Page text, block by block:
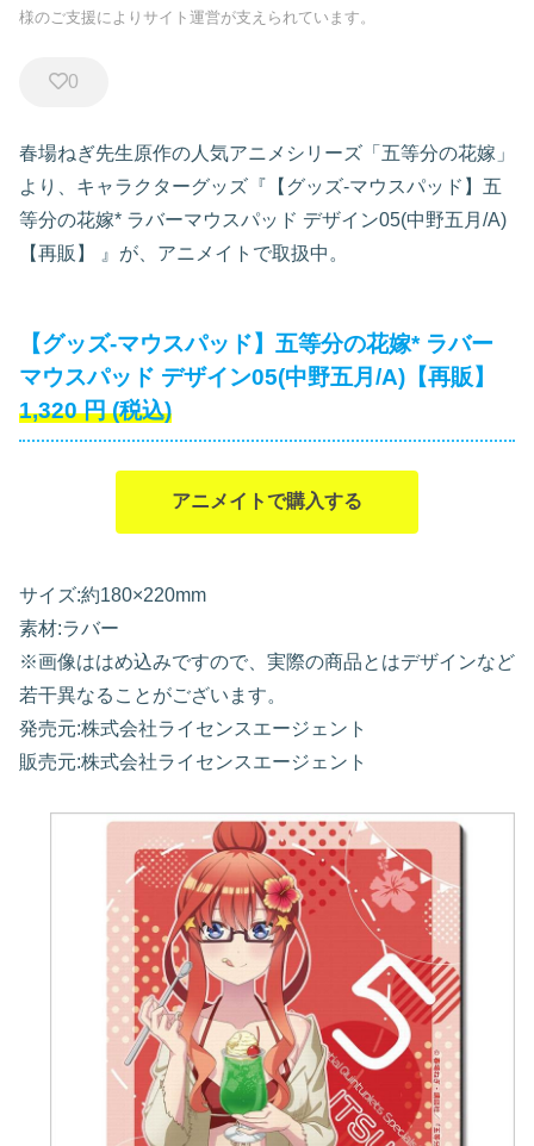
様のご支援によりサイト運営が支えられています。
0
春場ねぎ先生原作の人気アニメシリーズ「五等分の花嫁」
より、キャラクターグッズ『【グッズ-マウスパッド】五
等分の花嫁* ラバーマウスパッド デザイン05(中野五月/A)
【再販】
』が、アニメイトで取扱中。
【グッズ-マウスパッド】五等分の花嫁* ラバー
マウスパッド デザイン05(中野五月/A)【再販】
1,320 円 (税込)
アニメイトで購入する
サイズ:約180×220mm
素材:ラバー
※画像ははめ込みですので、実際の商品とはデザインなど
若干異なることがございます。
発売元:株式会社ライセンスエージェント
販売元:株式会社ライセンスエージェント